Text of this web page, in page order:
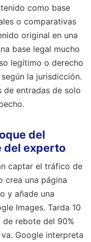
como base
o comparativas
original en una
base legal mucho
legítimo o derecho
la jurisdicción.
de entradas de solo
del
del experto
captar el tráfico de
crea una página
y añade una
Images. Tarda 10
de rebote del 90%
Google interpreta